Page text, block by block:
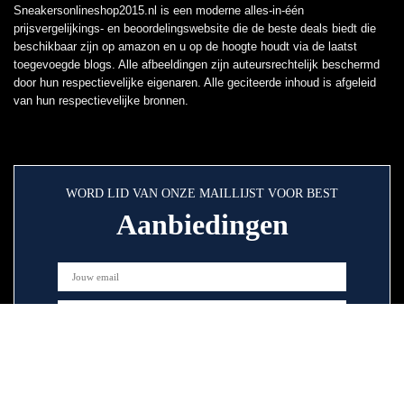
Sneakersonlineshop2015.nl is een moderne alles-in-één
prijsvergelijkings- en beoordelingswebsite die de beste deals biedt die
beschikbaar zijn op amazon en u op de hoogte houdt via de laatst
toegevoegde blogs. Alle afbeeldingen zijn auteursrechtelijk beschermd
door hun respectievelijke eigenaren. Alle geciteerde inhoud is afgeleid
van hun respectievelijke bronnen.
WORD LID VAN ONZE MAILLIJST VOOR BEST
Aanbiedingen